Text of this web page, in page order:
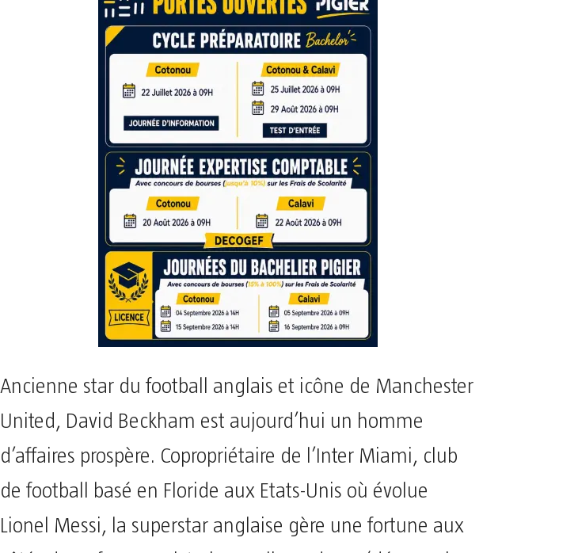
Ancienne star du football anglais et icône de Manchester
United, David Beckham est aujourd’hui un homme
d’affaires prospère. Copropriétaire de l’Inter Miami, club
de football basé en Floride aux Etats-Unis où évolue
Lionel Messi, la superstar anglaise gère une fortune aux